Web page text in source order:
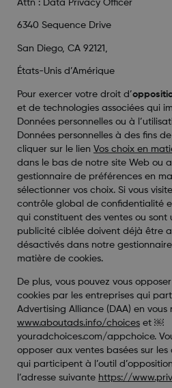
Attn : Data Privacy Officer
6340 Sequence Drive
San Diego, CA 92121,
États-Unis d’Amérique
Pour exercer votre droit d’
et de technologies associées qui
Données personnelles ou à
Données personnelles à des fins
cliquer sur le lien Vos choix en
dans le bas de notre site Web ou
gestionnaire de préférences en
sélectionner vos choix. Si vous
contrôle global de confidentialité
qui constituent des ventes ou sont
publicité ciblée doivent déjà être
désactivés dans notre
matière de cookies.
De plus, vous pouvez vous
cookies par les entreprises qui
Advertising Alliance (DAA) en vous
www.aboutads.info/choiceset ￼
youradchoices.com/appchoice.
opposer aux ventes basées sur
qui participent à l’outil
l’adresse suivante https://